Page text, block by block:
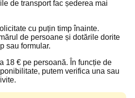
de transport fac șederea mai
cu puțin timp înainte.
de persoane și dotările dorite
sau formular.
18 € pe persoană. În funcție de
putem verifica una sau